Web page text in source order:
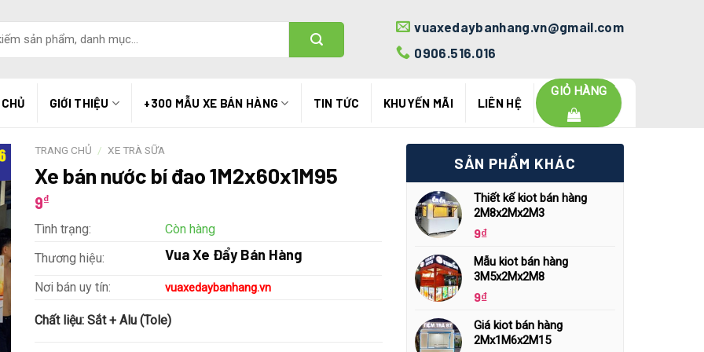
vuaxedaybanhang.vn@gmail.com
0906.516.016
GIỚI THIỆU +300 MẪU XE BÁN HÀNG TIN TỨC KHUYẾN MÃI LIÊN HỆ
GIỎ HÀNG
TRANG CHỦ / XE TRÀ SỮA
Xe bán nước bí đao 1M2x60x1M95
9₫
Tình trạng:
Còn hàng
Thương hiệu:
Vua Xe Đẩy Bán Hàng
Nơi bán uy tín: vuaxedaybanhang.vn
Chất liệu: Sắt + Alu (Tole)
SẢN PHẨM KHÁC
Thiết kế kiot bán hàng
2M8x2Mx2M3
9₫
Mẫu kiot bán hàng
3M5x2Mx2M8
9₫
Giá kiot bán hàng
2Mx1M6x2M15